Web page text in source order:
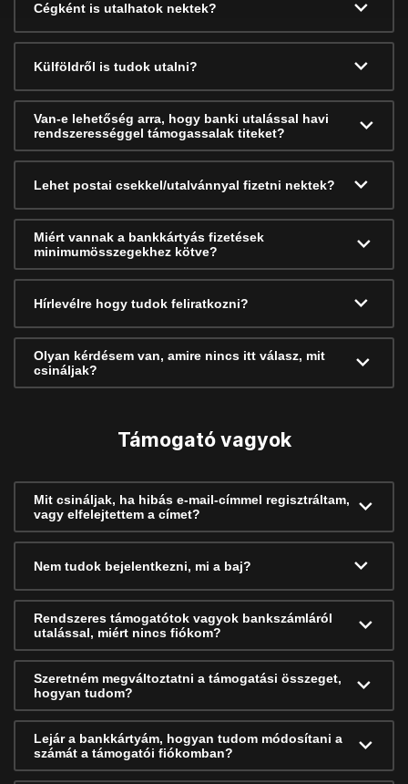
Cégként is utalhatok nektek?
Külföldről is tudok utalni?
Van-e lehetőség arra, hogy banki utalással havi
rendszerességgel támogassalak titeket?
Lehet postai csekkel/utalvánnyal fizetni nektek?
Miért vannak a bankkártyás fizetések
minimumösszegekhez kötve?
Hírlevélre hogy tudok feliratkozni?
Olyan kérdésem van, amire nincs itt válasz, mit
csináljak?
Támogató vagyok
Mit csináljak, ha hibás e-mail-címmel regisztráltam,
vagy elfelejtettem a címet?
Nem tudok bejelentkezni, mi a baj?
Rendszeres támogatótok vagyok bankszámláról
utalással, miért nincs fiókom?
Szeretném megváltoztatni a támogatási összeget,
hogyan tudom?
Lejár a bankkártyám, hogyan tudom módosítani a
számát a támogatói fiókomban?